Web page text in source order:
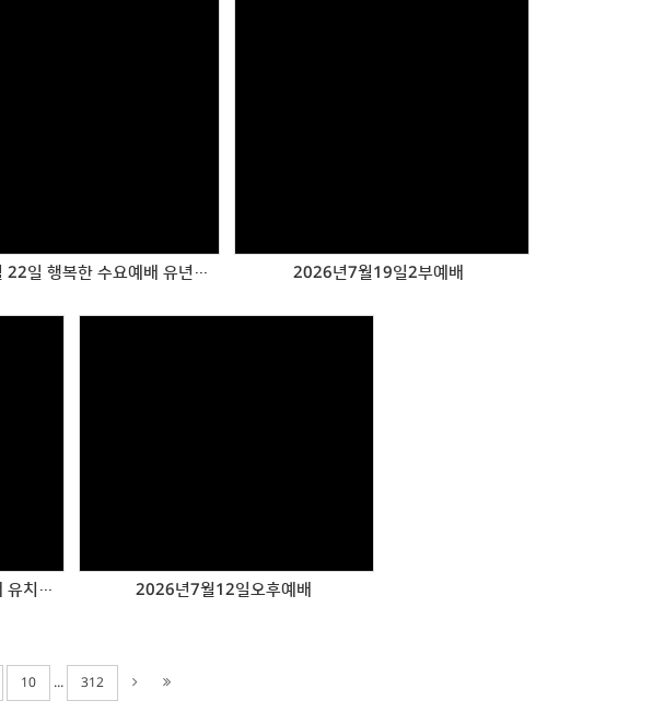
2026년 7월 22일 행복한 수요예배 유년부 헌신예배 2026년7월19일2부예배
2026년 7월 15일 행복한 수요예배 유치부 헌신예배 2026년7월12일오후예배
10 ... 312